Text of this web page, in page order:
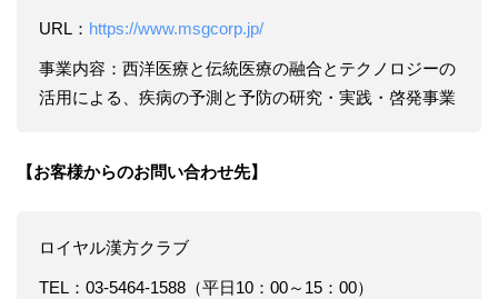
URL： https://www.msgcorp.jp/
事業内容：西洋医療と伝統医療の融合とテクノロジーの
活用による、疾病の予測と予防の研究・実践・啓発事業
【お客様からのお問い合わせ先】
ロイヤル漢方クラブ
TEL：03-5464-1588（平日10：00～15：00）